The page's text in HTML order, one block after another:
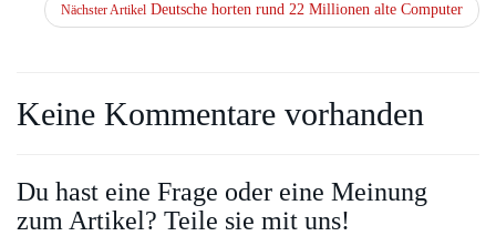
Nächster Artikel Deutsche horten rund 22 Millionen alte Computer
Keine Kommentare vorhanden
Du hast eine Frage oder eine Meinung
zum Artikel? Teile sie mit uns!